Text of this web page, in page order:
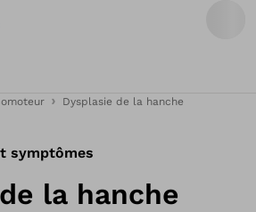
Dysplasie de la hanche
symptômes
la hanche